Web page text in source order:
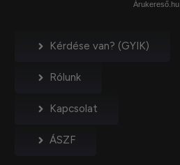
Árukereső.hu
Kérdése van? (GYIK)
Rólunk
Kapcsolat
ÁSZF